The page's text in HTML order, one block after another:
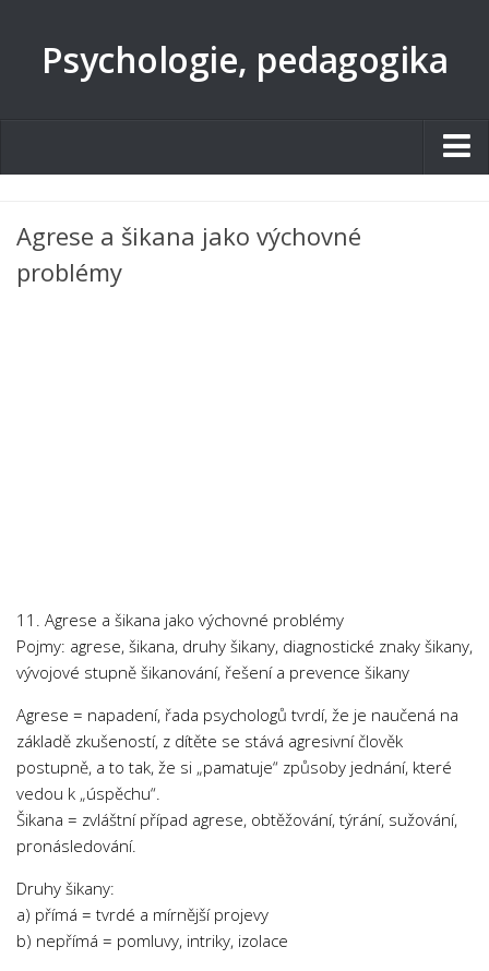
Psychologie, pedagogika
Tematické okruhy
Angličtina
Ekonomie
Fyzika
Jazyky
Management
Marketing
Němčina
Občanská nauka
Pedagogika
Agrese a šikana jako výchovné
problémy
11. Agrese a šikana jako výchovné problémy
Pojmy: agrese, šikana, druhy šikany, diagnostické znaky šikany,
vývojové stupně šikanování, řešení a prevence šikany
Agrese = napadení, řada psychologů tvrdí, že je naučená na
základě zkušeností, z dítěte se stává agresivní člověk
postupně, a to tak, že si „pamatuje“ způsoby jednání, které
vedou k „úspěchu“.
Šikana = zvláštní případ agrese, obtěžování, týrání, sužování,
pronásledování.
Druhy šikany:
a) přímá = tvrdé a mírnější projevy
b) nepřímá = pomluvy, intriky, izolace